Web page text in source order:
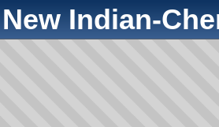
New Indian-